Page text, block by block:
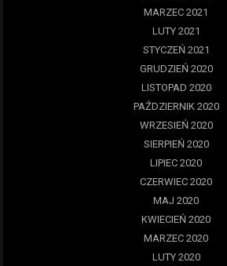
MARZEC 2021
LUTY 2021
STYCZEŃ 2021
GRUDZIEŃ 2020
LISTOPAD 2020
PAŹDZIERNIK 2020
WRZESIEŃ 2020
SIERPIEŃ 2020
LIPIEC 2020
CZERWIEC 2020
MAJ 2020
KWIECIEŃ 2020
MARZEC 2020
LUTY 2020